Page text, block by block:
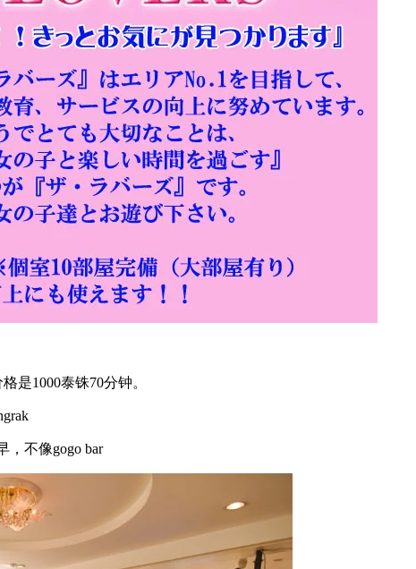
是1000泰铢70分钟。
，不像gogo bar